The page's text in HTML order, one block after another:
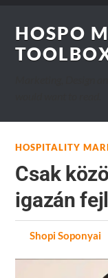
HOSPO
HOSPITALITY
Csak
igazán
byShopi Soponyai